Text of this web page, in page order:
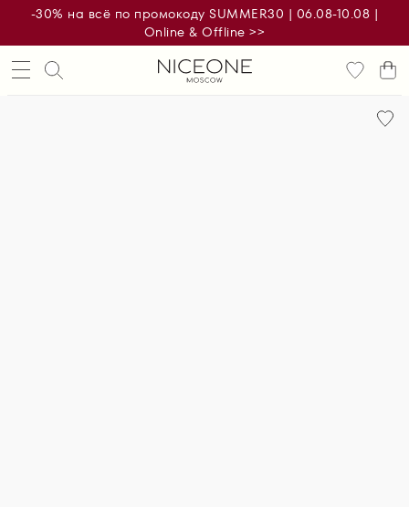
-30% на всё по промокоду SUMMER30 | 06.08-10.08 |
Online & Offline >>